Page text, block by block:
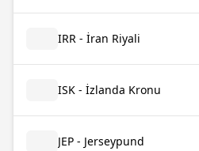
IRR - İran Riyali
ISK - İzlanda Kronu
JEP - Jerseypund